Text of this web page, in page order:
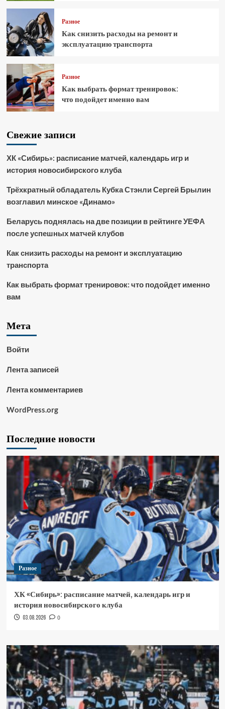
Разное
Как снизить расходы на ремонт и
эксплуатацию транспорта
Разное
Как выбрать формат тренировок:
что подойдет именно вам
Свежие записи
ХК «Сибирь»: расписание матчей, календарь игр и
история новосибирского клуба
Трёхкратный обладатель Кубка Стэнли Сергей Брылин
возглавил минское «Динамо»
Беларусь поднялась на две позиции в рейтинге УЕФА
после успешных матчей клубов
Как снизить расходы на ремонт и эксплуатацию
транспорта
Как выбрать формат тренировок: что подойдет именно
вам
Мета
Войти
Лента записей
Лента комментариев
WordPress.org
Последние новости
Разное
ХК «Сибирь»: расписание матчей, календарь игр и
история новосибирского клуба
03.08.2026 0